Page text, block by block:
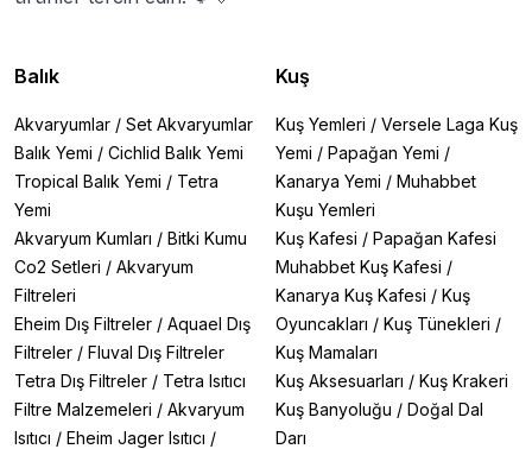
Balık
Akvaryumlar / Set Akvaryumlar
Balık Yemi / Cichlid Balık Yemi
Tropical Balık Yemi / Tetra
Yemi
Akvaryum Kumları / Bitki Kumu
Co2 Setleri / Akvaryum
Filtreleri
Eheim Dış Filtreler / Aquael Dış
Filtreler / Fluval Dış Filtreler
Tetra Dış Filtreler / Tetra Isıtıcı
Filtre Malzemeleri / Akvaryum
Isıtıcı / Eheim Jager Isıtıcı /
Kuş
Kuş Yemleri / Versele Laga Kuş
Yemi / Papağan Yemi /
Kanarya Yemi / Muhabbet
Kuşu Yemleri
Kuş Kafesi / Papağan Kafesi
Muhabbet Kuş Kafesi /
Kanarya Kuş Kafesi / Kuş
Oyuncakları / Kuş Tünekleri /
Kuş Mamaları
Kuş Aksesuarları / Kuş Krakeri
Kuş Banyoluğu / Doğal Dal
Darı